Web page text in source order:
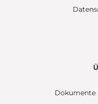
Dokumente